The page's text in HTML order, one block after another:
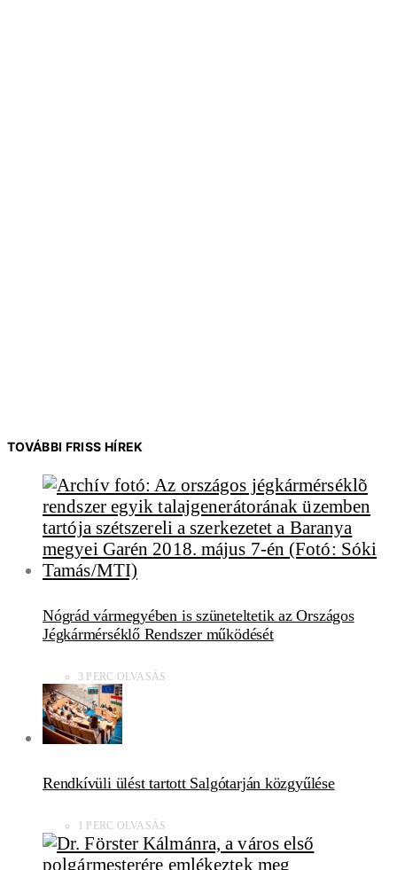
TOVÁBBI FRISS HÍREK
Nógrád vármegyében is szüneteltetik az Országos
Jégkármérséklő Rendszer működését
3 PERC OLVASÁS
Rendkívüli ülést tartott Salgótarján közgyűlése
1 PERC OLVASÁS